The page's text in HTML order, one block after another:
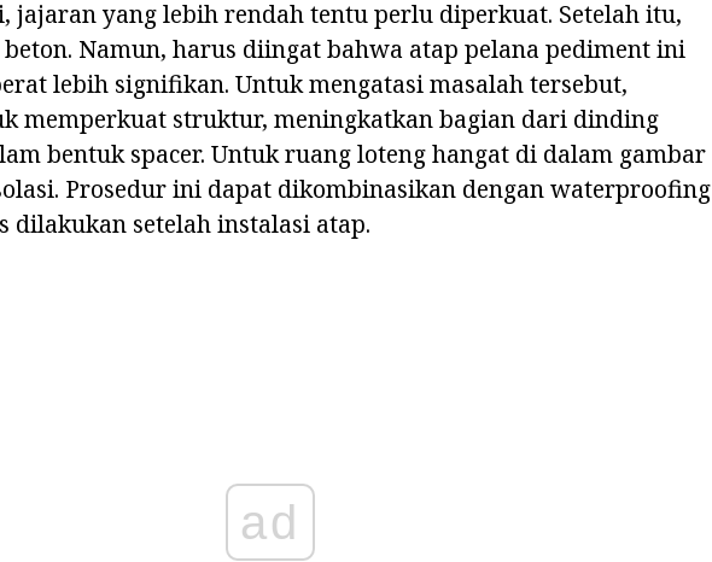
jajaran yang lebih rendah tentu perlu diperkuat. Setelah itu,
Namun, harus diingat bahwa atap pelana pediment ini
lebih signifikan. Untuk mengatasi masalah tersebut,
memperkuat struktur, meningkatkan bagian dari dinding
bentuk spacer. Untuk ruang loteng hangat di dalam gambar
Prosedur ini dapat dikombinasikan dengan waterproofing
dilakukan setelah instalasi atap.
ad